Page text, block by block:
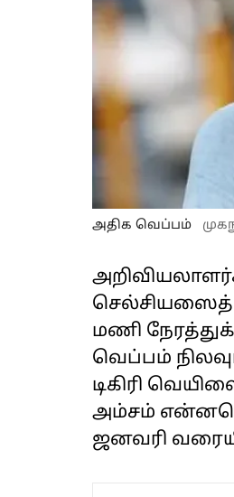
அதிக வெப்பம்
செல்சியஸைத்
மணி
வெப்பம்
டிகிரி
அம்சம்
ஜனவரி